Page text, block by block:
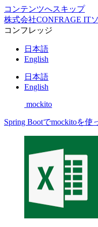
コンテンツへスキップ
株式会社CONFRAGE IT
コンフレッジ
日本語
English
日本語
English
mockito
Spring Bootでmockitoを